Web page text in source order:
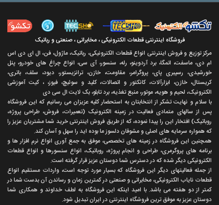
فروشگاه اینترنتی قطعات الکترونیکی ، مخابراتی ، صنعتی و رباتیک
مرکز توزیع و فروش اینترنتی انواع قطعات الکترونیکی، رباتیک، ماژول، فن، ال ای دی اس
ام دی، ماسفت، اتمگا، برد آردوینو، رله، سنسور، آی سی، انواع چراغ های خودرو، پنل
خورشیدی، رسپبری پای، پروگرامر، مقاومت، خازن، ترانزیستور، دیود، سلف، باتری،
کریستال، خازن، ابزارآلات، کانکتور و اتصالات، کلید و سوئیچ، فیوز، ، کیت آموزشی
الکترونیک، لحیم و هویه، موتور، منبع تغذیه، برد تابلو، بک لایت ال سی دی
با سلام و نهايت تشکر از انتخابتان به استحضار کليه عزيزان می رسانيم که اين فروشگاه
پس از سالهای متمادی فعاليت در زمينه الکترونيک (تعميرات، فروش، طراحی پروژه،
روباتيک) افتخار اين را پيدا نموده، که از طريق فروش اينترنتی خريد شما مشتريان عزيز را
که همواره سرمايه های اصلی و مشوقان دلسوز ما بوده ايد را سهل و آسان کند.
همچنين اين فروشگاه در زمينه های تخصصی، موفق به جمع آوری انواع نرم افزار ها و
برنامه های پروگرمری، طراحی و انجام پروژه، روباتيک، انواع سنسورها و انواع قطعات
الکترونيکی ديگر شده که در دسترس شما دوستان عزيز قرار گرفته است.
از جمله فعاليتهای ديگر اين فروشگاه که بسيار مورد توجه است، واردات مستقیم انواع
قطعات ناياب الکترونيکی، مخابراتی و صنعتی در کمترين زمان و رساندن آن بدست شما در
کمتر از دو هفته می باشد. با اميد اينکه اين فروشگاه به لطف خداوند و همکاری شما
دوستان عزيز به موفق ترين فروشگاه اینترنتی در ایران تبديل شود.